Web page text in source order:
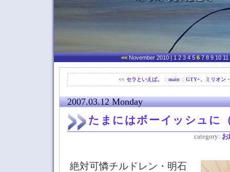
<< November 2010| 1 2 3 4 567 8 9 10 11
<< セラといえば。 :: main :: GTY+、ミリオン
2007.03.12 Monday
たまにはボーイッシュに
category:
絶対可憐チルドレン・明石